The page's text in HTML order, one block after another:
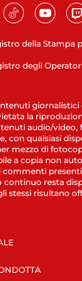
della Stampa
degli
giornalistici
la
audio/video,
con qualsiasi
mezzo di
a copia non
commenti
resta
stessi risultano